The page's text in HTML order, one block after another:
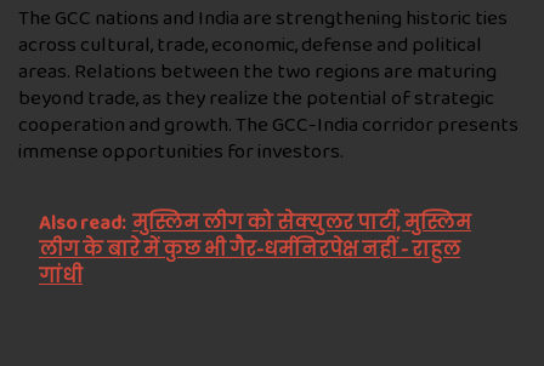
The GCC nations and India are strengthening historic ties
across cultural, trade, economic, defense and political
areas. Relations between the two regions are maturing
beyond trade, as they realize the potential of strategic
cooperation and growth. The GCC-India corridor presents
immense opportunities for investors.
Also read: मुस्लिम लीग को सेक्युलर पार्टी, मुस्लिम
लीग के बारे में कुछ भी गैर-धर्मनिरपेक्ष नहीं - राहुल
गांधी